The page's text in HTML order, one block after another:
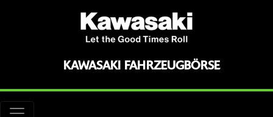
KAWASAKI FAHRZEUGBÖRSE